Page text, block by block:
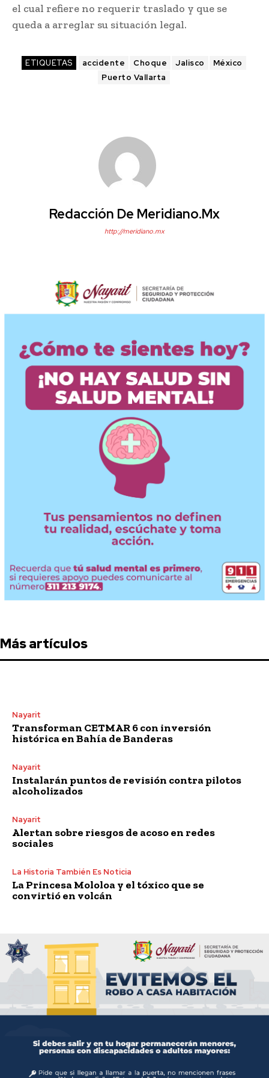
el cual refiere no requerir traslado y que se
queda a arreglar su situación legal.
ETIQUETAS accidente Choque Jalisco
México
Puerto Vallarta
Redacción De Meridiano.mx
http://meridiano.mx
Más artículos
Nayarit
Transforman CETMAR 6 con inversión
histórica en Bahía de Banderas
Nayarit
Instalarán puntos de revisión contra pilotos
alcoholizados
Nayarit
Alertan sobre riesgos de acoso en redes
sociales
La Historia También Es Noticia
La Princesa Mololoa y el tóxico que se
convirtió en volcán